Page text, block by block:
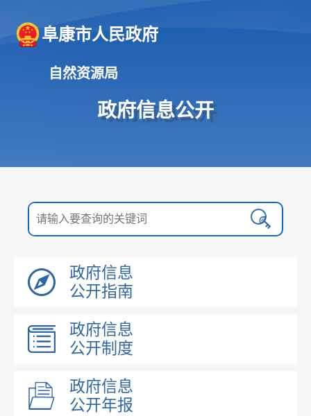
阜康市人民政府
自然资源局
政府信息公开
政府信息
公开指南
政府信息
公开制度
政府信息
公开年报